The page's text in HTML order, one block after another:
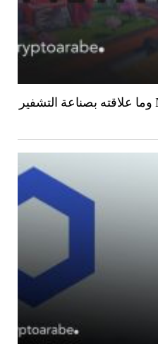
ما هو ميتافيرس Metaverse وما علاقته بصناعة التشفير